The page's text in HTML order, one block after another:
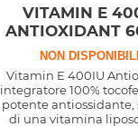
VITAMIN E
ANTIOXIDANT
NON
Vitamin E 400IU
integratore 100%
potente antiossidante,
di una vitamina